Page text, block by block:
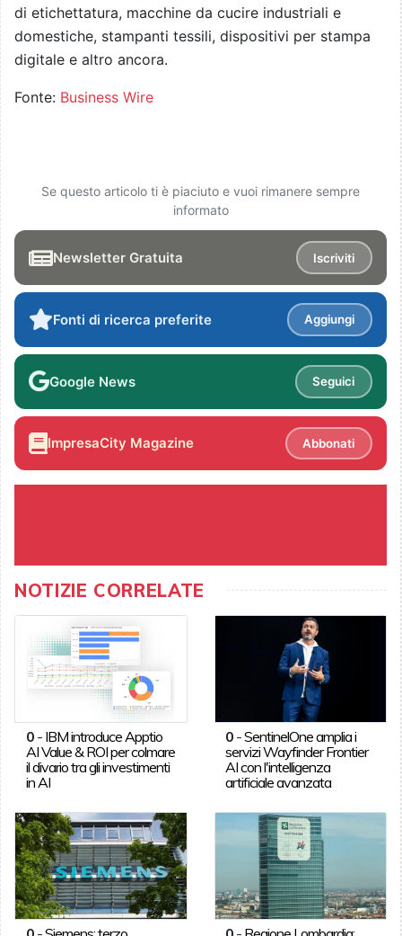
di etichettatura, macchine da cucire industriali e
domestiche, stampanti tessili, dispositivi per stampa
digitale e altro ancora.
Fonte: Business Wire
Se questo articolo ti è piaciuto e vuoi rimanere sempre
informato
Newsletter Gratuita Iscriviti
Fonti di ricerca preferite Aggiungi
Google News Seguici
ImpresaCity Magazine Abbonati
NOTIZIE CORRELATE
0- IBM introduce Apptio
AI Value & ROI per colmare
il divario tra gli investimenti
in AI
0 -SentinelOne amplia i
servizi Wayfinder Frontier
AI con l'intelligenza
artificiale avanzata